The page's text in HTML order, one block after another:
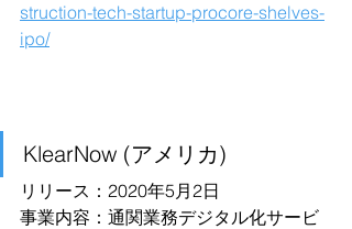
struction-tech-startup-procore-shelves-
ipo/
KlearNow (アメリカ)
リリース：2020年5月2日
事業内容：通関業務デジタル化サービ